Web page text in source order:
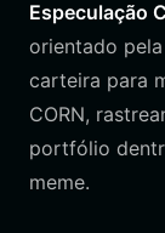
Especulação
orientado
carteira para
CORN,
portfólio
meme.